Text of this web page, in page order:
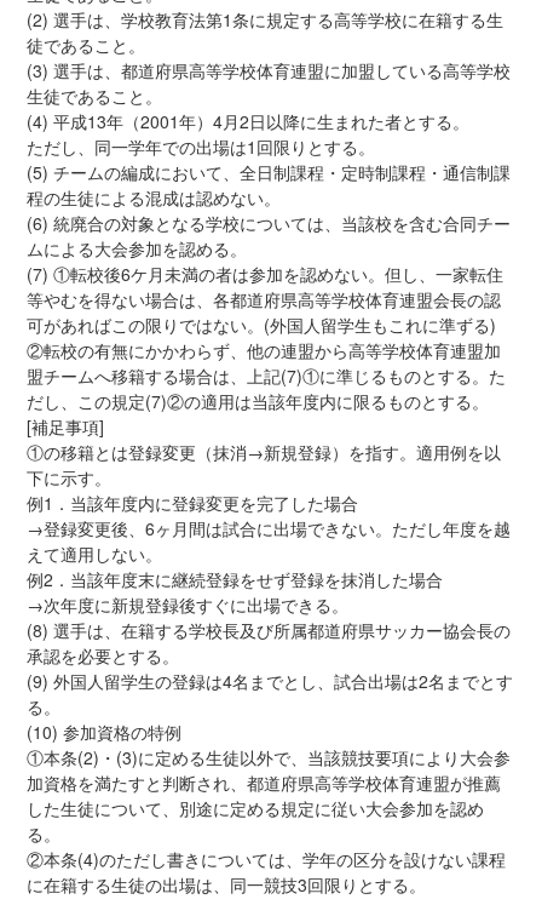
(2) 選手は、学校教育法第1条に規定する高等学校に在籍する生
徒であること。
(3) 選手は、都道府県高等学校体育連盟に加盟している高等学校
生徒であること。
(4) 平成13年（2001年）4月2日以降に生まれた者とする。
ただし、同一学年での出場は1回限りとする。
(5) チームの編成において、全日制課程・定時制課程・通信制課
程の生徒による混成は認めない。
(6) 統廃合の対象となる学校については、当該校を含む合同チー
ムによる大会参加を認める。
(7) ①転校後6ケ月未満の者は参加を認めない。但し、一家転住
等やむを得ない場合は、各都道府県高等学校体育連盟会長の認
可があればこの限りではない。(外国人留学生もこれに準ずる)
②転校の有無にかかわらず、他の連盟から高等学校体育連盟加
盟チームへ移籍する場合は、上記(7)①に準じるものとする。た
だし、この規定(7)②の適用は当該年度内に限るものとする。
[補足事項]
①の移籍とは登録変更（抹消→新規登録）を指す。適用例を以
下に示す。
例1．当該年度内に登録変更を完了した場合
→登録変更後、6ヶ月間は試合に出場できない。ただし年度を越
えて適用しない。
例2．当該年度末に継続登録をせず登録を抹消した場合
→次年度に新規登録後すぐに出場できる。
(8) 選手は、在籍する学校長及び所属都道府県サッカー協会長の
承認を必要とする。
(9) 外国人留学生の登録は4名までとし、試合出場は2名までとす
る。
(10) 参加資格の特例
①本条(2)・(3)に定める生徒以外で、当該競技要項により大会参
加資格を満たすと判断され、都道府県高等学校体育連盟が推薦
した生徒について、別途に定める規定に従い大会参加を認め
る。
②本条(4)のただし書きについては、学年の区分を設けない課程
に在籍する生徒の出場は、同一競技3回限りとする。